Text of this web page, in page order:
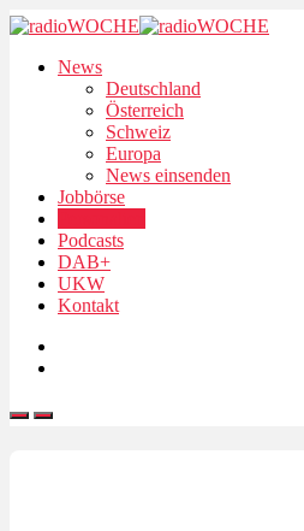
News
Deutschland
Österreich
Schweiz
Europa
News einsenden
Jobbörse
Podcasts
DAB+
UKW
Kontakt